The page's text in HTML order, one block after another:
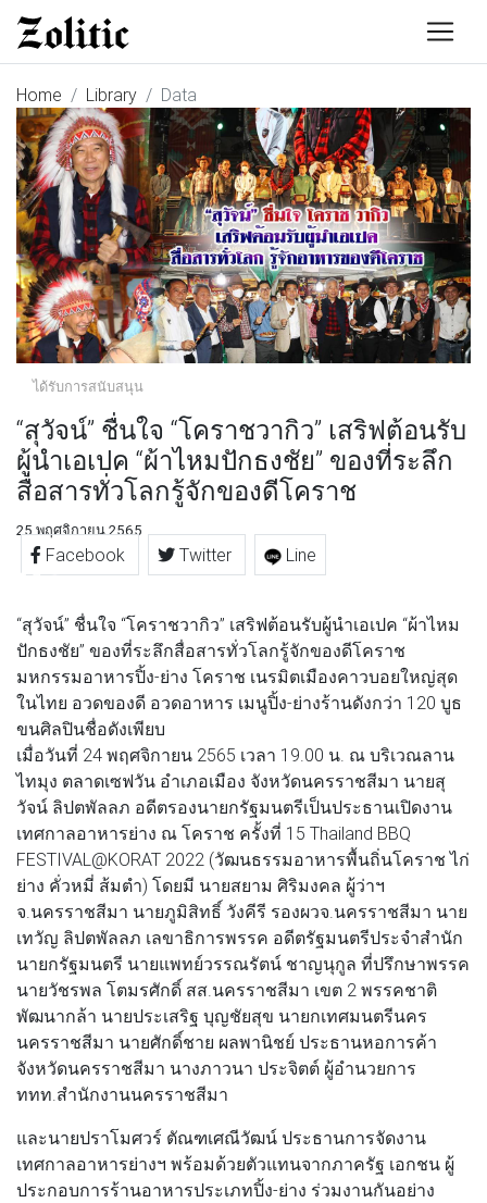
Home Library Data
ได้รับการสนับสนุน
“สุวัจน์” ชื่นใจ “โคราชวากิว” เสริฟต้อนรับ
ผู้นำเอเปค “ผ้าไหมปักธงชัย” ของที่ระลึก
สื่อสารทั่วโลกรู้จักของดีโคราช
25 พฤศจิกายน 2565
Facebook Twitter Line
“สุวัจน์” ชื่นใจ “โคราชวากิว” เสริฟต้อนรับผู้นำเอเปค “ผ้าไหม
ปักธงชัย” ของที่ระลึกสื่อสารทั่วโลกรู้จักของดีโคราช
มหกรรมอาหารปิ้ง-ย่าง โคราช เนรมิตเมืองคาวบอยใหญ่สุด
ในไทย อวดของดี อวดอาหาร เมนูปิ้ง-ย่างร้านดังกว่า 120 บูธ
ขนศิลปินชื่อดังเพียบ
เมื่อวันที่ 24 พฤศจิกายน 2565 เวลา 19.00 น. ณ บริเวณลาน
ไทมุง ตลาดเซฟวัน อำเภอเมือง จังหวัดนครราชสีมา นายสุ
วัจน์ ลิปตพัลลภ อดีตรองนายกรัฐมนตรีเป็นประธานเปิดงาน
เทศกาลอาหารย่าง ณ โคราช ครั้งที่ 15 Thailand BBQ
FESTIVAL@KORAT 2022 (วัฒนธรรมอาหารพื้นถิ่นโคราช ไก่
ย่าง คั่วหมี่ ส้มตำ) โดยมี นายสยาม ศิริมงคล ผู้ว่าฯ
จ.นครราชสีมา นายภูมิสิทธิ์ วังคีรี รองผวจ.นครราชสีมา นาย
เทวัญ ลิปตพัลลภ เลขาธิการพรรค อดีตรัฐมนตรีประจำสำนัก
นายกรัฐมนตรี นายแพทย์วรรณรัตน์ ชาญนุกูล ที่ปรึกษาพรรค
นายวัชรพล โตมรศักดิ์ สส.นครราชสีมา เขต 2 พรรคชาติ
พัฒนากล้า นายประเสริฐ บุญชัยสุข นายกเทศมนตรีนคร
นครราชสีมา นายศักดิ์ชาย ผลพานิชย์ ประธานหอการค้า
จังหวัดนครราชสีมา นางภาวนา ประจิตต์ ผู้อำนวยการ
ททท.สำนักงานนครราชสีมา
และนายปราโมศวร์ ตัณฑเศณีวัฒน์ ประธานการจัดงาน
เทศกาลอาหารย่างฯ พร้อมด้วยตัวแทนจากภาครัฐ เอกชน ผู้
ประกอบการร้านอาหารประเภทปิ้ง-ย่าง ร่วมงานกันอย่าง